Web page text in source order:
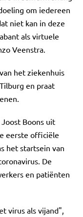
om iedereen
niet kan in deze
als virtuele
Veenstra.
het ziekenhuis
en praat
Boons uit
eerste officiële
het startsein van
De
en patiënten
virus als vijand",